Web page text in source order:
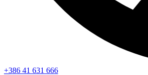
+386 41 631 666